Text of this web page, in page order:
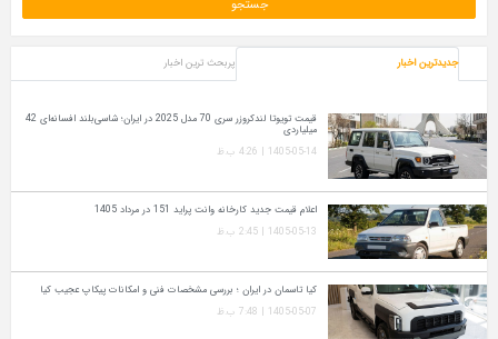
جدیدترین اخبار پربحث ترین اخبار
قیمت تویوتا لندکروزر سری 70 مدل 2025 در ایران؛ شاسی‌بلند افسانه‌ای 42
میلیاردی
1405-05-14 | 4:26 ب.ظ
اعلام قیمت جدید کارخانه وانت پراید 151 در مرداد 1405
1405-05-13 | 2:45 ب.ظ
کیا تاسمان در ایران ؛ بررسی مشخصات فنی و امکانات پیکاپ عجیب کیا
1405-05-07 | 7:48 ب.ظ